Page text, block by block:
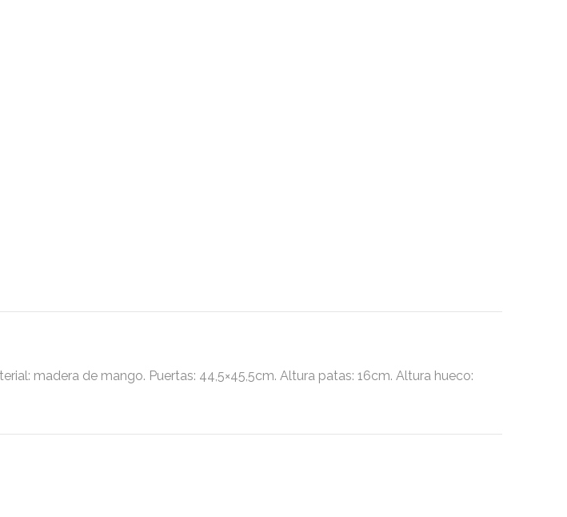
madera de mango. Puertas: 44,5×45,5cm. Altura patas: 16cm. Altura hueco: